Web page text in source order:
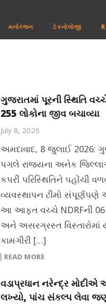
મનોરંજન ટેકનોલોજી
ગુજરાતમાં પૂરની સ્થિતિ
255 લોકોના જીવ બચાવ્યા
July 8, 2026
અમદાવાદ, 8 જુલાઈ 2026:
પગલે રાજ્યના અનેક
કપરી પરિસ્થિતિને પહોંચી
વ્યવસ્થાપન ટીમો સંપૂર્ણપણે
આ આફત વચ્ચે NDRFની 06
અને અસરગ્રસ્ત વિસ્તારોમાં
કામગીરી […]
READ MORE
વડાપ્રધાન નરેન્દ્ર
લખ્યો, પાંચ સંકલ્પ લેવા